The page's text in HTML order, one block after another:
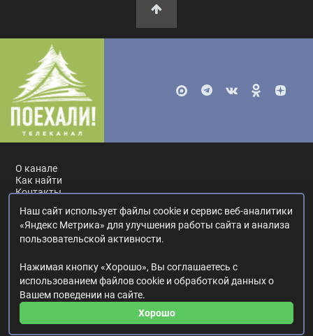
О канале
Как найти
Контакты
Россия, Москва, ул. Ак. Королёва, 19.+7 495 617-55-80
© 2017—2026. Редакция телеканала «Поехали!».
Все права на любые материалы, опубликованные на сайте,
защищены.
Любое использование материалов возможно только с согласия
Наш сайт использует файлы cookie и сервис веб-аналитики
«Яндекс Метрика» для улучшения работы сайта и анализа
пользовательской активности.
Нажимая кнопку «Хорошо», Вы соглашаетесь с
использованием файлов cookie и обработкой данных о
Вашем поведении на сайте.
Хорошо